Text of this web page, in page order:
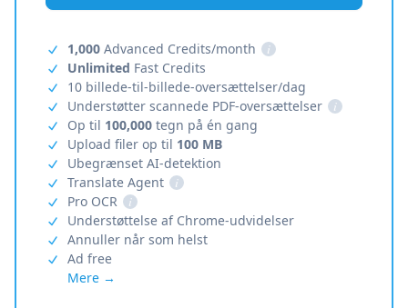
1,000 Advanced Credits/month
i
Unlimited Fast Credits
10 billede-til-billede-oversættelser/dag
Understøtter scannede PDF-oversættelser
i
Op til 100,000 tegn på én gang
Upload filer op til 100 MB
Ubegrænset AI-detektion
Translate Agent
i
Pro OCR
i
Understøttelse af Chrome-udvidelser
Annuller når som helst
Ad free
Mere →